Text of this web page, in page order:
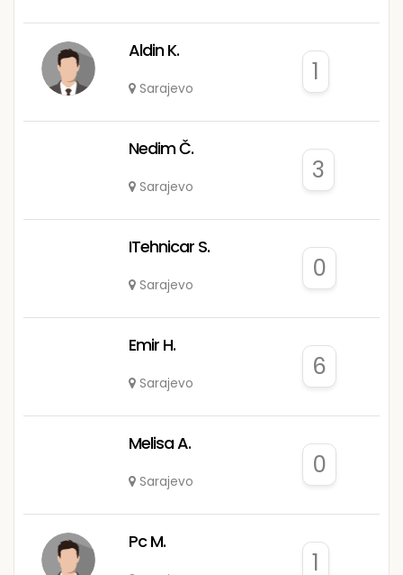
Aldin K.
Sarajevo
1
Nedim Č.
Sarajevo
3
ITehnicar S.
Sarajevo
0
Emir H.
Sarajevo
6
Melisa A.
Sarajevo
0
Pc M.
1